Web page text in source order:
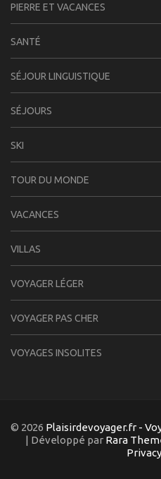
PIERRE ET VACANCES
SANTÉ
SÉJOUR LINGUISTIQUE
SÉJOURS
SKI
TOUR DU MONDE
VACANCES
VILLAS
VOYAGER LÉGER
VOYAGER PAS CHER
VOYAGES INSOLITES
© 2026 Plaisirdevoyager.fr -
| Développé par Rara